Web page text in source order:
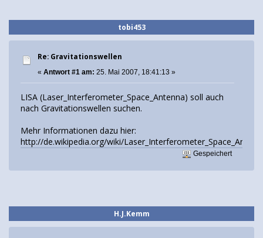
tobi453
Re: Gravitationswellen
« Antwort #1 am: 25. Mai 2007, 18:41:13 »
LISA (Laser_Interferometer_Space_Antenna) soll auch
nach Gravitationswellen suchen.
Mehr Informationen dazu hier:
http://de.wikipedia.org/wiki/
Gespeichert
H.J.Kemm